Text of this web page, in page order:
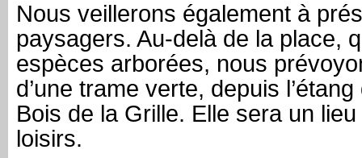
Nous veillerons également à
paysagers. Au-delà de la place,
espèces arborées, nous
d’une trame verte, depuis
Bois de la Grille. Elle sera un
loisirs.